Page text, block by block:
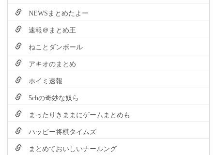
NEWSまとめたよー
速報＠まとめ王
ねことダンボール
アキオのまとめ
ホイミ速報
5chの奇妙な奴ら
まったりきままにゲームまとめも
ハッピー将棋タイムズ
まとめておいしいナールング